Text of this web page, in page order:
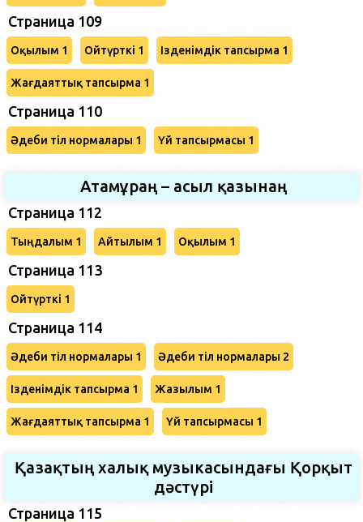
Страница 109
Оқылым 1 Ойтүрткі 1 Ізденімдік тапсырма 1
Жағдаяттық тапсырма 1
Страница 110
Әдеби тіл нормалары 1 Үй тапсырмасы 1
Атамұраң – асыл қазынаң
Страница 112
Тыңдалым 1 Айтылым 1 Оқылым 1
Страница 113
Ойтүрткі 1
Страница 114
Әдеби тіл нормалары 1 Әдеби тіл нормалары 2
Ізденімдік тапсырма 1 Жазылым 1
Жағдаяттық тапсырма 1 Үй тапсырмасы 1
Қазақтың халық музыкасындағы Қорқыт
дәстүрі
Страница 115